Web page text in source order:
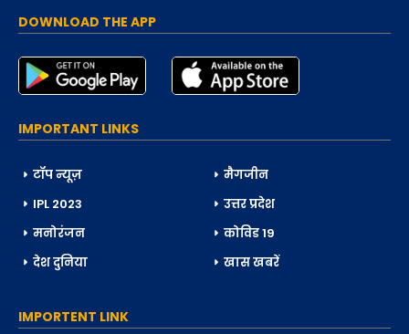
DOWNLOAD THE APP
IMPORTANT LINKS
टॉप न्यूज़
मैगजीन
IPL 2023
उत्तर प्रदेश
मनोरंजन
कोविड 19
देश दुनिया
खास खबरें
IMPORTENT LINK